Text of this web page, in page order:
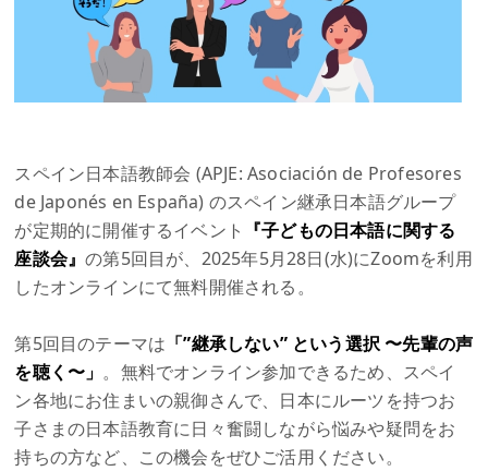
スペイン日本語教師会 (APJE: Asociación de Profesores
de Japonés en España) のスペイン継承日本語グループ
が定期的に開催するイベント 『子どもの日本語に関する
座談会』の第5回目が、2025年5月28日(水)にZoomを利用
したオンラインにて無料開催される。
第5回目のテーマは 「”継承しない” という選択 〜先輩の声
を聴く〜」 。無料でオンライン参加できるため、スペイ
ン各地にお住まいの親御さんで、日本にルーツを持つお
子さまの日本語教育に日々奮闘しながら悩みや疑問をお
持ちの方など、この機会をぜひご活用ください。